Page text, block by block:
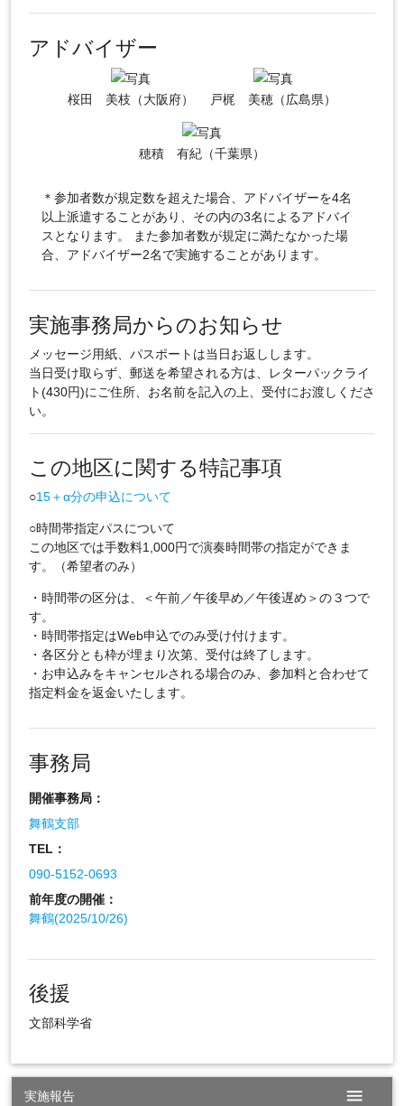
アドバイザー
桜田 美枝（大阪府） 戸梶 美穂（広島県）
穂積 有紀（千葉県）
＊参加者数が規定数を超えた場合、アドバイザーを4名
以上派遣することがあり、その内の3名によるアドバイ
スとなります。 また参加者数が規定に満たなかった場
合、アドバイザー2名で実施することがあります。
実施事務局からのお知らせ
メッセージ用紙、パスポートは当日お返しします。
当日受け取らず、郵送を希望される方は、レターパックライ
ト(430円)にご住所、お名前を記入の上、受付にお渡しくださ
い。
この地区に関する特記事項
○15＋α分の申込について
○時間帯指定パスについて
この地区では手数料1,000円で演奏時間帯の指定ができま
す。（希望者のみ）
・時間帯の区分は、＜午前／午後早め／午後遅め＞の３つで
す。
・時間帯指定はWeb申込でのみ受け付けます。
・各区分とも枠が埋まり次第、受付は終了します。
・お申込みをキャンセルされる場合のみ、参加料と合わせて
指定料金を返金いたします。
事務局
開催事務局：
舞鶴支部
TEL：
090-5152-0693
前年度の開催：
舞鶴(2025/10/26)
後援
文部科学省
実施報告 menu